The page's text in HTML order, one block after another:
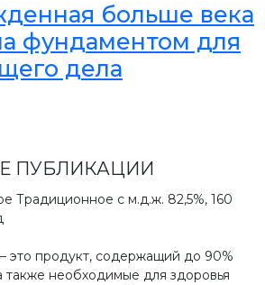
больше века
фундаментом для
дела
ПУБЛИКАЦИИ
это продукт, содержащий до 90%
также необходимые для здоровья